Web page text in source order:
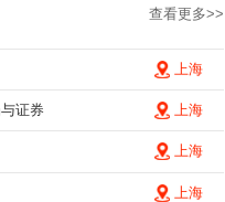
查看更多>>
上海
证券 上海
上海
上海